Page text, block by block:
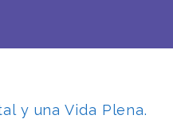
y una Vida Plena.